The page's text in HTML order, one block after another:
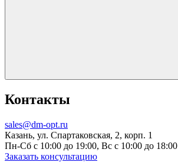
Контакты
sales@dm-opt.ru
Казань, ул. Спартаковская, 2, корп. 1
Пн-Сб с 10:00 до 19:00, Вс с 10:00 до 18:00
Заказать консультацию